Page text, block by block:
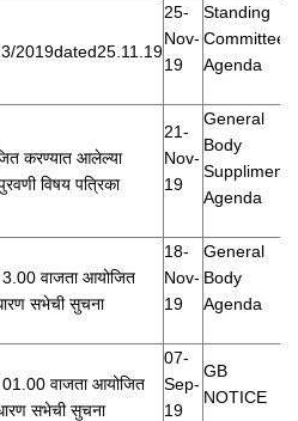
2019dated25.11.19
25-
Nov-
19
Standing
Committee
Agenda
करण्यात आलेल्या
विषय पत्रिका
21-
Nov-
19
General
Body
Suppliment
Agenda
3.00 वाजता आयोजित
सभेची सुचना
18-
Nov-
19
General
Body
Agenda
01.00 वाजता आयोजित
सभेची सुचना
07-
Sep-
19
GB
NOTICE